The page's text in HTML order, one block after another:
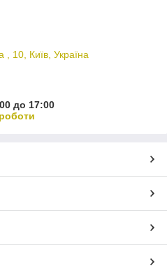
, 10, Київ, Україна
до 17:00